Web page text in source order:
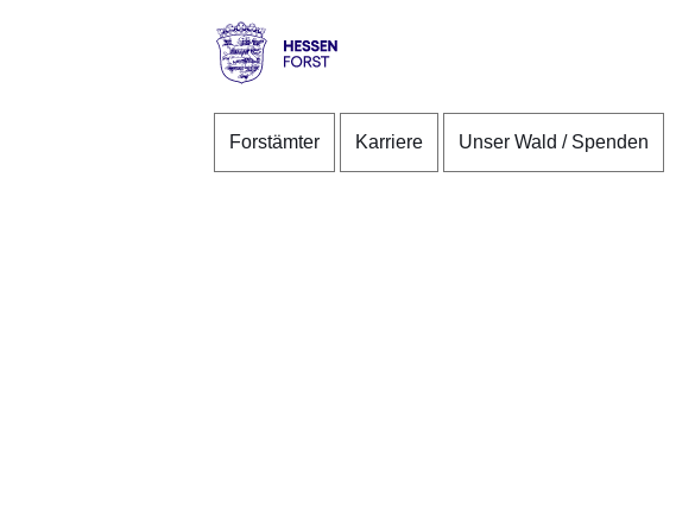
Direkt zum Kopf der Seite
Direkt zum Inhalt
Direkt zum Fuß der Seite
Forst
Forstämter Karriere Unser Wald / Spenden